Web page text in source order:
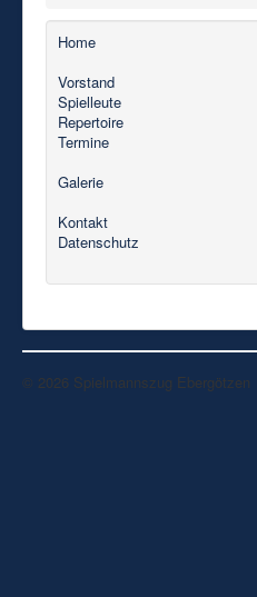
Home
Vorstand
Spielleute
Repertoire
Termine
Galerie
Kontakt
Datenschutz
© 2026 Spielmannszug Ebergötzen